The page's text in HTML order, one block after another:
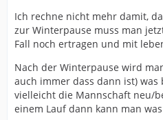
Ich rechne nicht mehr damit,
zur Winterpause muss man
Fall noch ertragen und mit
Nach der Winterpause wird
auch immer dass dann ist)
vielleicht die Mannschaft neu/
einem Lauf dann kann man